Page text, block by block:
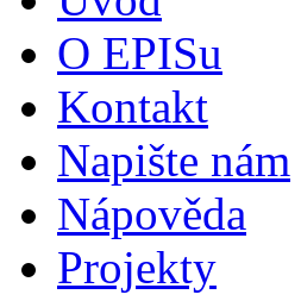
O EPISu
Kontakt
Napište nám
Nápověda
Projekty